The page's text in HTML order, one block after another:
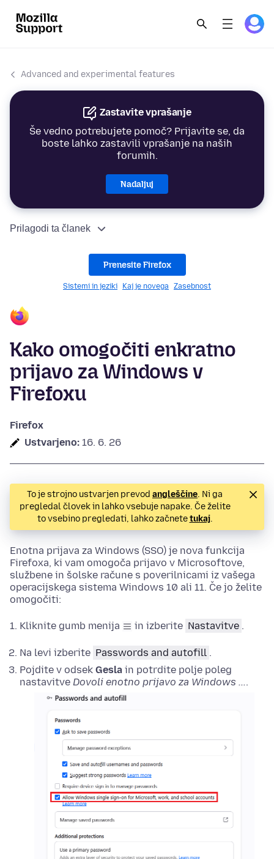
Advanced and experimental features
Zastavite vprašanje
Še vedno potrebujete pomoč? Prijavite se, da
boste lahko zastavili vprašanje na naših
forumih.
Nadaljuj
Prilagodi ta članek
Prenesite Firefox
Sistemi in jeziki Kaj je novega Zasebnost
Kako omogočiti enkratno
prijavo za Windows v
Firefoxu
Firefox
Ustvarjeno: 16. 6. 26
To je strojno ustvarjen prevod angleščine. Ni ga
pregledal človek in lahko vsebuje napake. Če želite
to vsebino pregledati, lahko začnetetukaj.
Enotna prijava za Windows (SSO) je nova funkcija
Firefoxa, ki vam omogoča prijavo v Microsoftove,
službene in šolske račune s poverilnicami iz vašega
operacijskega sistema Windows 10 ali 11. Če jo želite
omogočiti:
Kliknite gumb menija in izberite Nastavitve .
Na levi izberite Passwords and autofill .
Pojdite v odsek Gesla in potrdite polje poleg
nastavitve Dovoli enotno prijavo za Windows ....